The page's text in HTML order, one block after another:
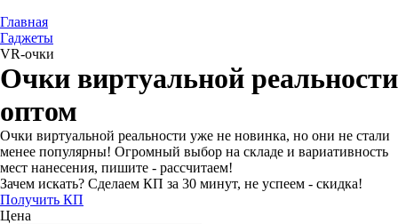
Главная
Гаджеты
VR-очки
Очки виртуальной реальности
оптом
Очки виртуальной реальности уже не новинка, но они не стали
менее популярны! Огромный выбор на складе и вариативность
мест нанесения, пишите - рассчитаем!
Зачем искать? Сделаем КП за 30 минут, не успеем - скидка!
Получить КП
Цена